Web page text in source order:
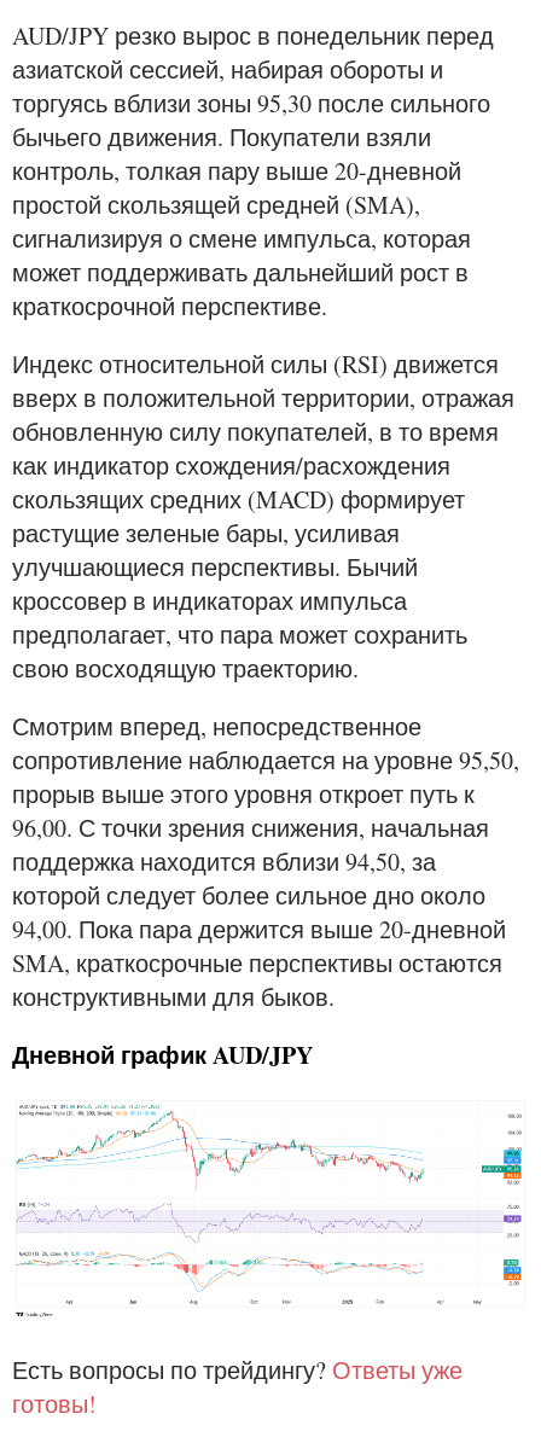
AUD/JPY резко вырос в понедельник перед
азиатской сессией, набирая обороты и
торгуясь вблизи зоны 95,30 после сильного
бычьего движения. Покупатели взяли
контроль, толкая пару выше 20-дневной
простой скользящей средней (SMA),
сигнализируя о смене импульса, которая
может поддерживать дальнейший рост в
краткосрочной перспективе.
Индекс относительной силы (RSI) движется
вверх в положительной территории, отражая
обновленную силу покупателей, в то время
как индикатор схождения/расхождения
скользящих средних (MACD) формирует
растущие зеленые бары, усиливая
улучшающиеся перспективы. Бычий
кроссовер в индикаторах импульса
предполагает, что пара может сохранить
свою восходящую траекторию.
Смотрим вперед, непосредственное
сопротивление наблюдается на уровне 95,50,
прорыв выше этого уровня откроет путь к
96,00. С точки зрения снижения, начальная
поддержка находится вблизи 94,50, за
которой следует более сильное дно около
94,00. Пока пара держится выше 20-дневной
SMA, краткосрочные перспективы остаются
конструктивными для быков.
Дневной график AUD/JPY
Есть вопросы по трейдингу? Ответы уже
готовы!